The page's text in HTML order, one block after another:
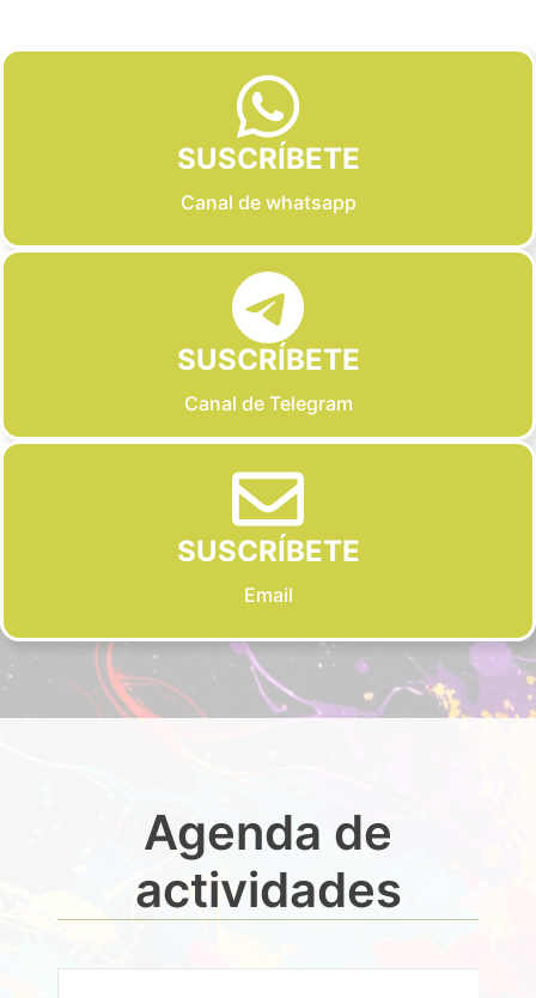
SUSCRÍBETE
Canal de whatsapp
SUSCRÍBETE
Canal de Telegram
SUSCRÍBETE
Email
Agenda de
actividades